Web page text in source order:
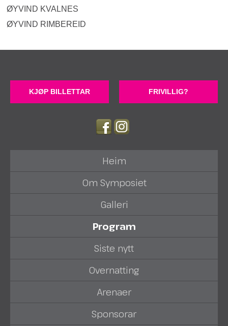
ØYVIND KVALNES
ØYVIND RIMBEREID
KJØP BILLETTAR FRIVILLIG?
Heim
Om Symposiet
Galleri
Program
Siste nytt
Overnatting
Arenaer
Sponsorar